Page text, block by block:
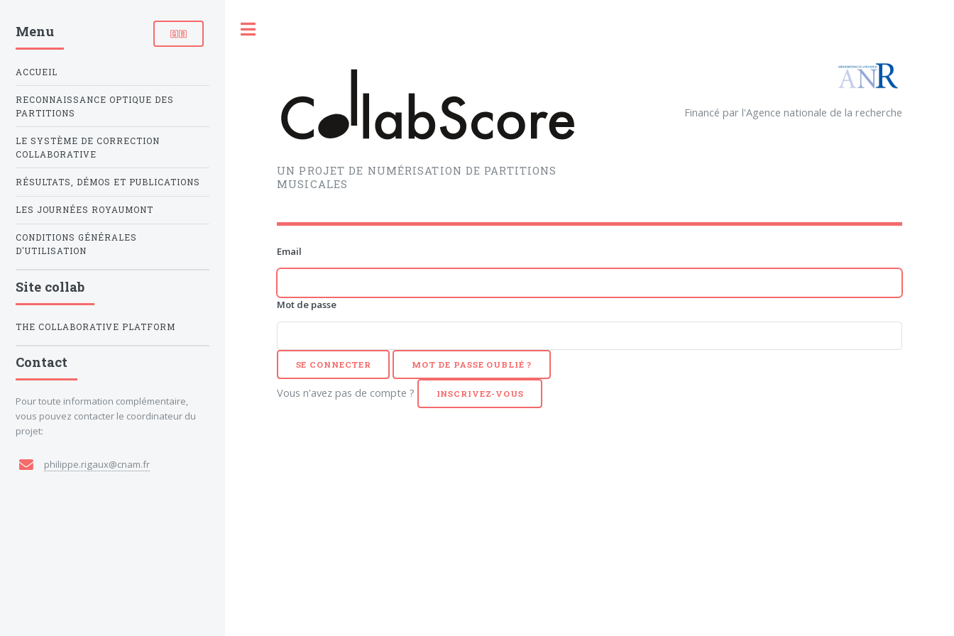
UN PROJET DE NUMÉRISATION DE PARTITIONS
MUSICALES
Financé par l'Agence nationale de la recherche
Email
Mot de passe
SE CONNECTER MOT DE PASSE OUBLIÉ ?
Vous n'avez pas de compte ? INSCRIVEZ-VOUS
🇬🇧
Menu
ACCUEIL
RECONNAISSANCE OPTIQUE DES
PARTITIONS
LE SYSTÈME DE CORRECTION
COLLABORATIVE
RÉSULTATS, DÉMOS ET PUBLICATIONS
LES JOURNÉES ROYAUMONT
CONDITIONS GÉNÉRALES
D'UTILISATION
Site collab
THE COLLABORATIVE PLATFORM
Contact
Pour toute information complémentaire,
vous pouvez contacter le coordinateur du
projet:
philippe.rigaux@cnam.fr